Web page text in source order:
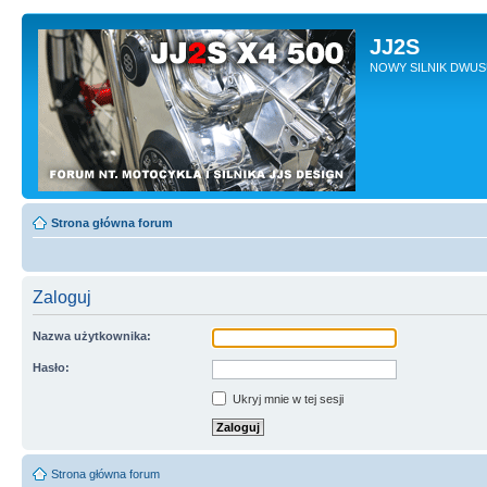
JJ2S
NOWY SILNIK
Strona główna forum
Zaloguj
Nazwa użytkownika:
Hasło:
Ukryj mnie w tej sesji
Strona główna forum